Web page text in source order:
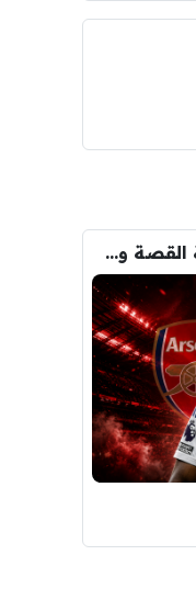
“ وانتهى الاجتماع “ هل هي نهاية القصة وسيرحل فينيسيوس …؟!